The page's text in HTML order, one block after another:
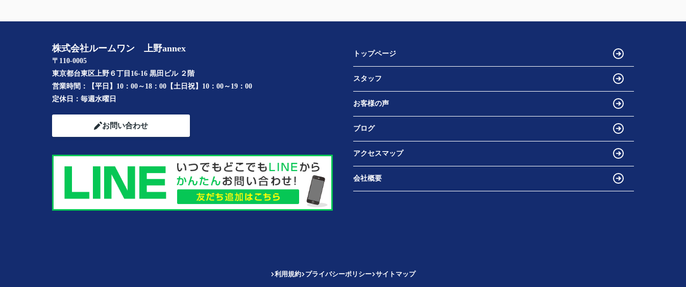
株式会社ルームワン 上野annex
〒110-0005
東京都台東区上野６丁目16-16 黒田ビル ２階
営業時間：
【平日】10：00～18：00【土日祝】10：00～19：00
定休日： 毎週水曜日
お問い合わせ
トップページ
スタッフ
お客様の声
ブログ
アクセスマップ
会社概要
利用規約 プライバシーポリシー サイトマップ